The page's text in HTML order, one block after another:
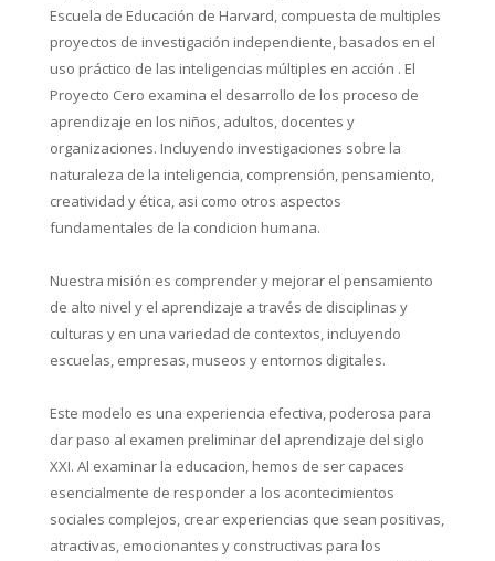
Escuela de Educación de Harvard, compuesta de multiples
proyectos de investigación independiente, basados en el
uso práctico de las inteligencias múltiples en acción . El
Proyecto Cero examina el desarrollo de los proceso de
aprendizaje en los niños, adultos, docentes y
organizaciones. Incluyendo investigaciones sobre la
naturaleza de la inteligencia, comprensión, pensamiento,
creatividad y ética, asi como otros aspectos
fundamentales de la condicion humana.
Nuestra misión es comprender y mejorar el pensamiento
de alto nivel y el aprendizaje a través de disciplinas y
culturas y en una variedad de contextos, incluyendo
escuelas, empresas, museos y entornos digitales.
Este modelo es una experiencia efectiva, poderosa para
dar paso al examen preliminar del aprendizaje del siglo
XXI. Al examinar la educacion, hemos de ser capaces
esencialmente de responder a los acontecimientos
sociales complejos, crear experiencias que sean positivas,
atractivas, emocionantes y constructivas para los